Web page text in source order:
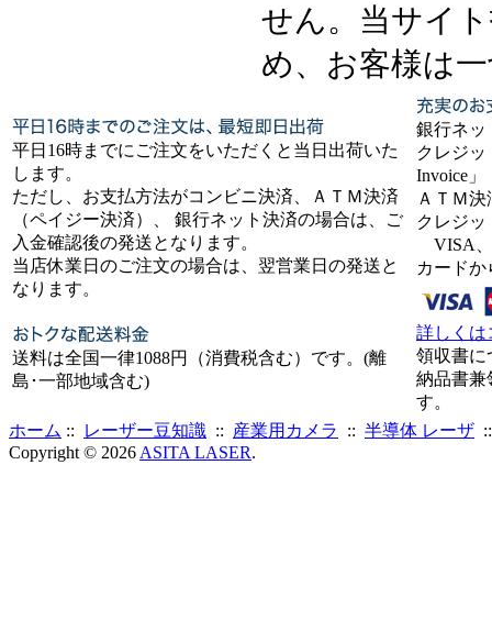
せん。当サイ
め、お客様は
平日16時までにご注文をいただくと当日出荷いた
します。
ただし、お支払方法がコンビニ決済、ＡＴＭ決済
（ペイジー決済）、 銀行ネット決済の場合は、ご
入金確認後の発送となります。
当店休業日のご注文の場合は、翌営業日の発送と
なります。
送料は全国一律1088円（消費税含む）です。(離
島･一部地域含む)
銀行ネッ
クレジッ
Invoice」
ＡＴＭ
クレジッ
VISA、
カード
詳しくは
領収書に
納品書兼
す。
ホーム :: レーザー豆知識 :: 産業用カメラ :: 半導体 レーザ
Copyright © 2026 ASITA LASER.